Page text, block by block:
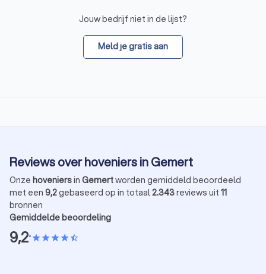
Jouw bedrijf niet in de lijst?
Meld je gratis aan
Reviews over hoveniers in Gemert
Onze hoveniersin Gemertworden gemiddeld beoordeeld
met een 9,2gebaseerd op in totaal2.343reviews uit 11
bronnen
Gemiddelde beoordeling
9,2•starstarstarstarstar_half